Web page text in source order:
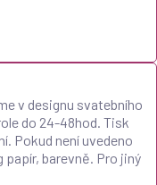
v designu svatebního
do 24-48hod. Tisk
Pokud není uvedeno
barevně. Pro jiný